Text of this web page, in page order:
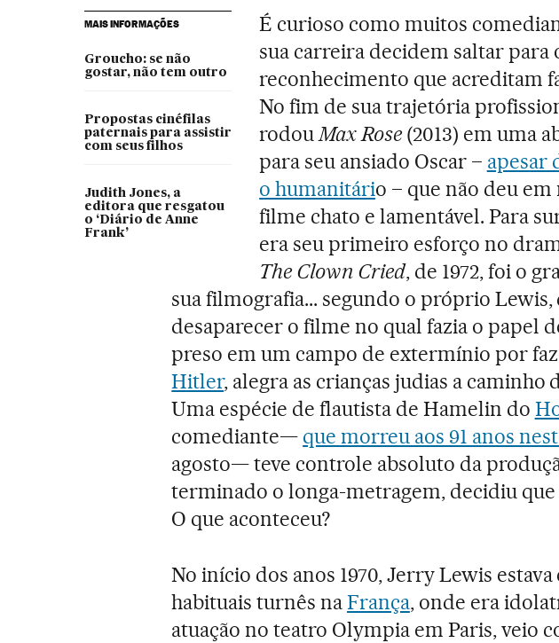
MAIS INFORMAÇÕES
Groucho: se não
gostar, não tem outro
Propostas cinéfilas
paternais para assistir
com seus filhos
Judith Jones, a
editora que resgatou
o ‘Diário de Anne
Frank’
É curioso como muitos
sua carreira decidem saltar para
reconhecimento que acreditam
No fim de sua trajetória
rodouMax Rose(2013) em uma
para seu ansiado Oscar – apesar
o humanitário – que não deu
filme chato e lamentável. Para
era seu primeiro esforço no
The Clown Cried, de 1972, foi o
sua filmografia... segundo o próprio Lewis,
desaparecer o filme no qual fazia o papel
preso em um campo de extermínio por
Hitler, alegra as crianças judias a caminho
Uma espécie de flautista de Hamelin do
comediante— que morreu aos 91 anos
agosto— teve controle absoluto da
terminado o longa-metragem, decidiu
O que aconteceu?
No início dos anos 1970, Jerry Lewis
habituais turnês naFrança, onde era
atuação no teatro Olympia em Paris, veio